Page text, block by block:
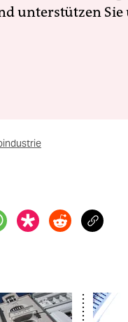
unterstützen Sie